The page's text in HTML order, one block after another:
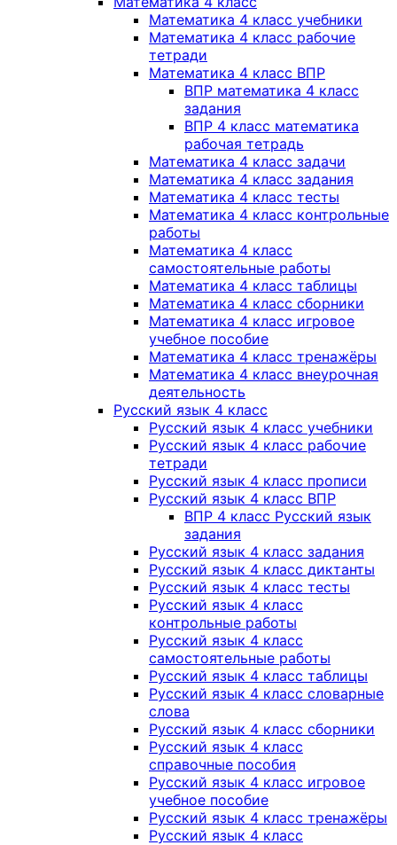
Математика 4 класс учебники
Математика 4 класс рабочие
тетради
Математика 4 класс ВПР
ВПР математика 4 класс
задания
ВПР 4 класс математика
рабочая тетрадь
Математика 4 класс задачи
Математика 4 класс задания
Математика 4 класс тесты
Математика 4 класс контрольные
работы
Математика 4 класс
самостоятельные работы
Математика 4 класс таблицы
Математика 4 класс сборники
Математика 4 класс игровое
учебное пособие
Математика 4 класс тренажёры
Математика 4 класс внеурочная
деятельность
Русский язык 4 класс
Русский язык 4 класс учебники
Русский язык 4 класс рабочие
тетради
Русский язык 4 класс прописи
Русский язык 4 класс ВПР
ВПР 4 класс Русский язык
задания
Русский язык 4 класс задания
Русский язык 4 класс диктанты
Русский язык 4 класс тесты
Русский язык 4 класс
контрольные работы
Русский язык 4 класс
самостоятельные работы
Русский язык 4 класс таблицы
Русский язык 4 класс словарные
слова
Русский язык 4 класс сборники
Русский язык 4 класс
справочные пособия
Русский язык 4 класс игровое
учебное пособие
Русский язык 4 класс тренажёры
Русский язык 4 класс